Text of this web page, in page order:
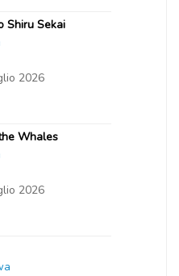
Shiru Sekai
2026
Whales
2026